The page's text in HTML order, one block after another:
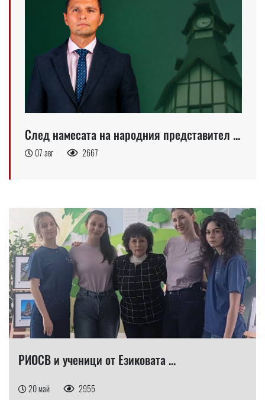
След намесата на народния представител ...
07 авг 2667
РИОСВ и ученици от Езиковата ...
20 май 2955